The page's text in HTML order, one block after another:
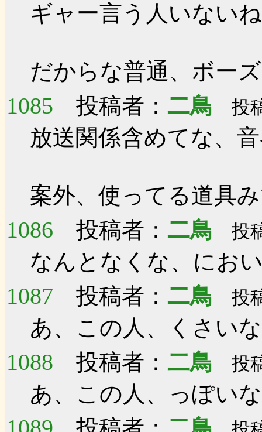
ギャー言う人いない
だからな普通、ボー
1085 投稿者： 二鳥 投
放送関係含めてな、
案外、使ってる道具
1086 投稿者： 二鳥 投
なんとなくな、にお
1087 投稿者： 二鳥 投
あ、この人、くさい
1088 投稿者： 二鳥 投
あ、この人、っぽい